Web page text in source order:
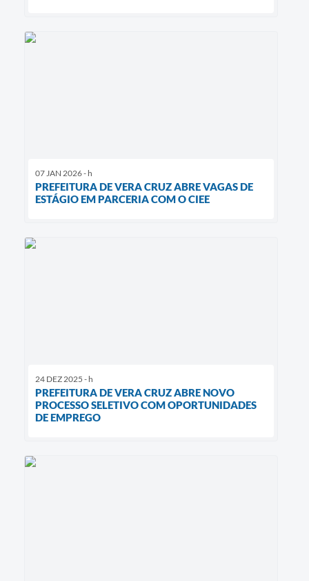
07 JAN 2026 - h
PREFEITURA DE VERA CRUZ ABRE VAGAS DE
ESTÁGIO EM PARCERIA COM O CIEE
24 DEZ 2025 - h
PREFEITURA DE VERA CRUZ ABRE NOVO
PROCESSO SELETIVO COM OPORTUNIDADES
DE EMPREGO